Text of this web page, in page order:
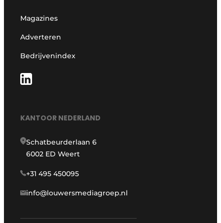
Magazines
Adverteren
Bedrijvenindex
KANTOOR NEDERLAND
Schatbeurderlaan 6
6002 ED Weert
+31 495 450095
info@louwersmediagroep.nl